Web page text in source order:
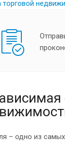
– одно из